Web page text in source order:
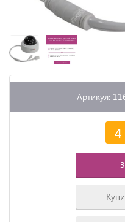
Артикул:
4